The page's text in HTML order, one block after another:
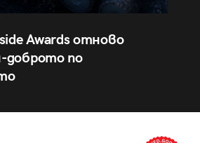
Awards отново
доброто по